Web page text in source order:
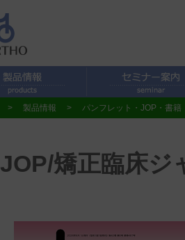
> 製品情報 > パンフレット・JOP・書籍
JOP/矯正臨床